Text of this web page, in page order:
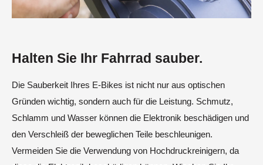
Halten Sie Ihr Fahrrad sauber.
Die Sauberkeit Ihres E-Bikes ist nicht nur aus optischen
Gründen wichtig, sondern auch für die Leistung. Schmutz,
Schlamm und Wasser können die Elektronik beschädigen und
den Verschleiß der beweglichen Teile beschleunigen.
Vermeiden Sie die Verwendung von Hochdruckreinigern, da